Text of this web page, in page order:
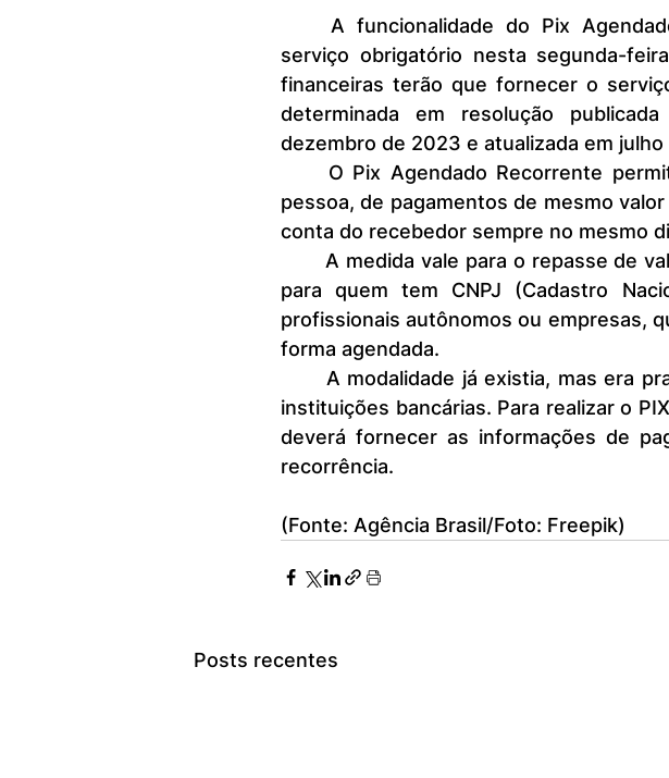
serviço obrigatório nesta segunda-
financeiras terão que fornecer o
determinada em resolução
dezembro de 2023 e atualizada em
pessoa, de pagamentos de mesmo
conta do recebedor sempre no mesmo
para quem tem CNPJ (Cadastro
profissionais autônomos ou empresas,
forma agendada.
instituições bancárias. Para realizar o
deverá fornecer as informações de
recorrência.
(Fonte: Agência Brasil/Foto: Freepik)
Posts recentes